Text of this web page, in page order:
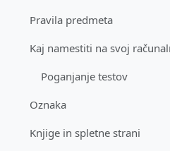
Pravila predmeta
Kaj namestiti na svoj
Poganjanje testov
Oznaka
Knjige in spletne strani